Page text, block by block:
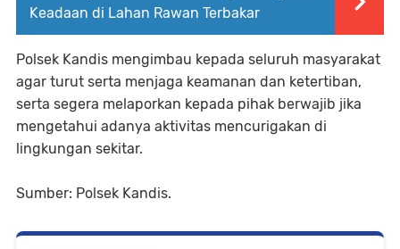
Keadaan di Lahan Rawan Terbakar
Polsek Kandis mengimbau kepada seluruh masyarakat
agar turut serta menjaga keamanan dan ketertiban,
serta segera melaporkan kepada pihak berwajib jika
mengetahui adanya aktivitas mencurigakan di
lingkungan sekitar.
Sumber: Polsek Kandis.